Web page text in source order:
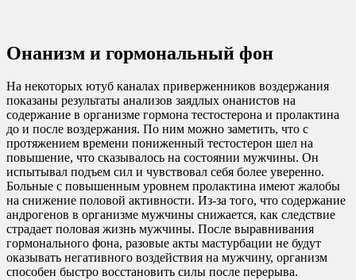
Онанизм и гормональный фон
На некоторых ютуб каналах приверженников воздержания
показаны результаты анализов заядлых онанистов на
содержание в организме гормона тестостерона и пролактина
до и после воздержания. По ним можно заметить, что с
протяжением времени пониженный тестостерон шел на
повышение, что сказывалось на состоянии мужчины. Он
испытывал подъем сил и чувствовал себя более уверенно.
Больные с повышенным уровнем пролактина имеют жалобы
на снижение половой активности. Из-за того, что содержание
андрогенов в организме мужчины снижается, как следствие
страдает половая жизнь мужчины. После выравнивания
гормонального фона, разовые акты мастурбации не будут
оказывать негативного воздействия на мужчину, организм
способен быстро восстановить силы после перерыва.